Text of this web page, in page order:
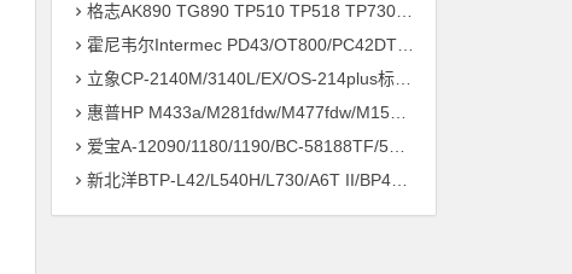
格志AK890 TG890 TP510 TP518 TP730 TP734 TP733打印机驱动安装
霍尼韦尔Intermec PD43/OT800/PC42DT打印机驱动安装问题远程解决方案
立象CP-2140M/3140L/EX/OS-214plus标签打印机驱动安装问题远程解决方案
惠普HP M433a/M281fdw/M477fdw/M154a/M126nw打印机驱动安装问题远程解决方案
爱宝A-12090/1180/1190/BC-58188TF/58186打印机驱动安装问题远程解决方案
新北洋BTP-L42/L540H/L730/A6T II/BP420/430打印机驱动安装问题远程解决方案